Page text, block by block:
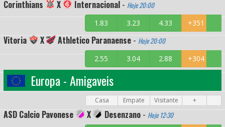
Corinthians X Internacional - Hoje 20:00
1.83 3.23 4.33 +351
Vitoria X Athletico Paranaense - Hoje 20:00
2.55 3.04 2.88 +304
Europa - Amigaveis
Casa Empate Visitante +
ASD Calcio Pavonese X Desenzano - Hoje 12:30